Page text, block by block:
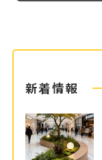
新着情報